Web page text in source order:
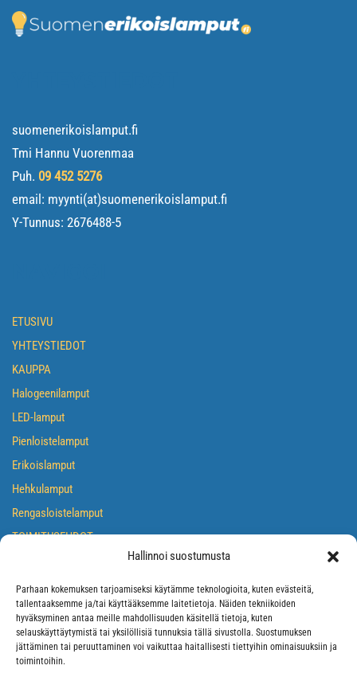
Hallinnoi suostumusta
Parhaan kokemuksen tarjoamiseksi käytämme teknologioita, kuten evästeitä,
tallentaaksemme ja/tai käyttääksemme laitetietoja. Näiden tekniikoiden
hyväksyminen antaa meille mahdollisuuden käsitellä tietoja, kuten
selauskäyttäytymistä tai yksilöllisiä tunnuksia tällä sivustolla. Suostumuksen
jättäminen tai peruuttaminen voi vaikuttaa haitallisesti tiettyihin ominaisuuksiin ja
toimintoihin.
suomenerikoislamput.fi
Tmi Hannu Vuorenmaa
Puh. 09 452 5276
email: myynti(at)suomenerikoislamput.fi
Y-Tunnus: 2676488-5
ETUSIVU
YHTEYSTIEDOT
KAUPPA
Halogeenilamput
LED-lamput
Pienloistelamput
Erikoislamput
Hehkulamput
Rengasloistelamput
TOIMITUSEHDOT
EVÄSTEKÄYTÄNTÖ